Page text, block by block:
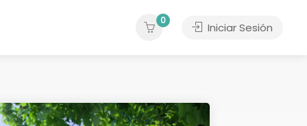
0
Iniciar Sesión